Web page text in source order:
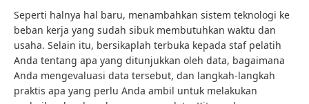
Seperti halnya hal baru, menambahkan sistem teknologi ke
beban kerja yang sudah sibuk membutuhkan waktu dan
usaha. Selain itu, bersikaplah terbuka kepada staf pelatih
Anda tentang apa yang ditunjukkan oleh data, bagaimana
Anda mengevaluasi data tersebut, dan langkah-langkah
praktis apa yang perlu Anda ambil untuk melakukan